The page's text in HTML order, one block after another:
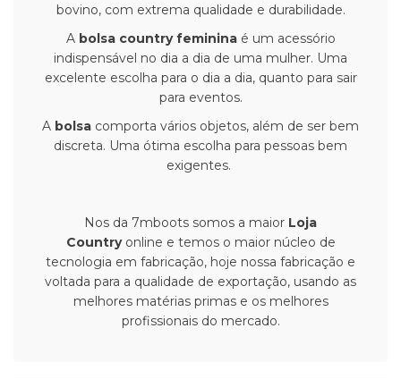
bovino, com extrema qualidade e durabilidade.
A bolsa country femininaé um acessório
indispensável no dia a dia de uma mulher. Uma
excelente escolha para o dia a dia, quanto para sair
para eventos.
A bolsa comporta vários objetos, além de ser bem
discreta. Uma ótima escolha para pessoas bem
exigentes.
Nos da 7mboots somos a maior Loja
Countryonline e temos o maior núcleo de
tecnologia em fabricação, hoje nossa fabricação e
voltada para a qualidade de exportação, usando as
melhores matérias primas e os melhores
profissionais do mercado.